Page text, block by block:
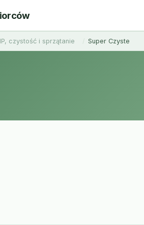
czystość i sprzątanie Super Czyste